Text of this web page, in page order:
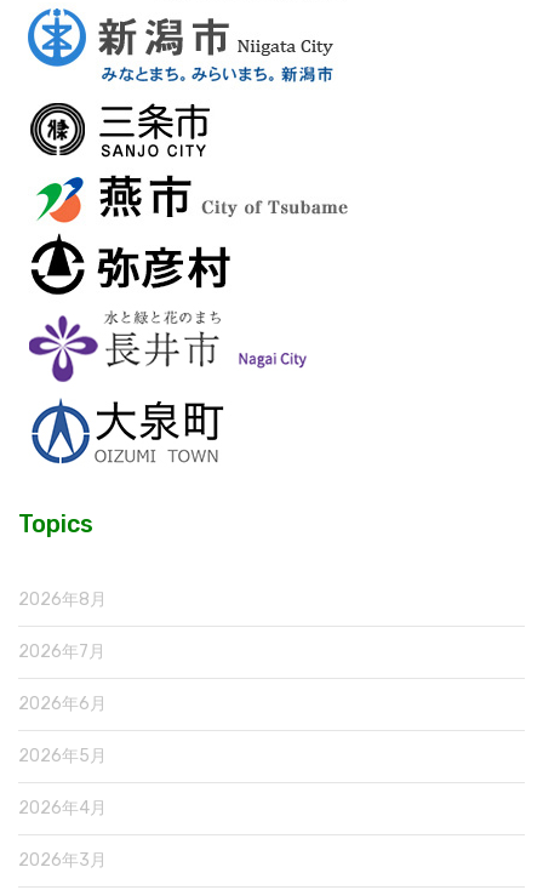
Topics
2026年8月
2026年7月
2026年6月
2026年5月
2026年4月
2026年3月